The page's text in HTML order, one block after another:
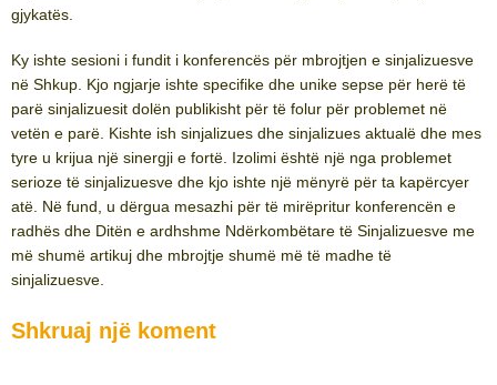
gjykatës.
Ky ishte sesioni i fundit i konferencës për mbrojtjen e sinjalizuesve
në Shkup. Kjo ngjarje ishte specifike dhe unike sepse për herë të
parë sinjalizuesit dolën publikisht për të folur për problemet në
vetën e parë. Kishte ish sinjalizues dhe sinjalizues aktualë dhe mes
tyre u krijua një sinergji e fortë. Izolimi është një nga problemet
serioze të sinjalizuesve dhe kjo ishte një mënyrë për ta kapërcyer
atë. Në fund, u dërgua mesazhi për të mirëpritur konferencën e
radhës dhe Ditën e ardhshme Ndërkombëtare të Sinjalizuesve me
më shumë artikuj dhe mbrojtje shumë më të madhe të
sinjalizuesve.
Shkruaj një koment